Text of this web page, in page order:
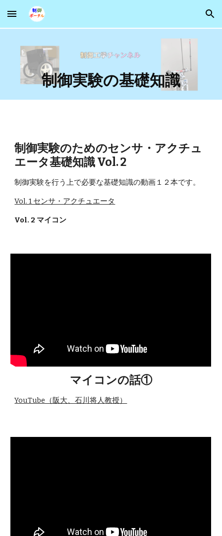
Skip to main content Skip to navigation
制御実験の基礎知識
制御実験のためのセンサ・アクチュ
エータ基礎知識 Vol.2
制御実験を行う上で必要な基礎知識の動画１２本です。
Vol. 1 センサ・アクチュエータ
Vol. 2 マイコン
マイコンの話①
YouTube（阪大、石川将人教授）